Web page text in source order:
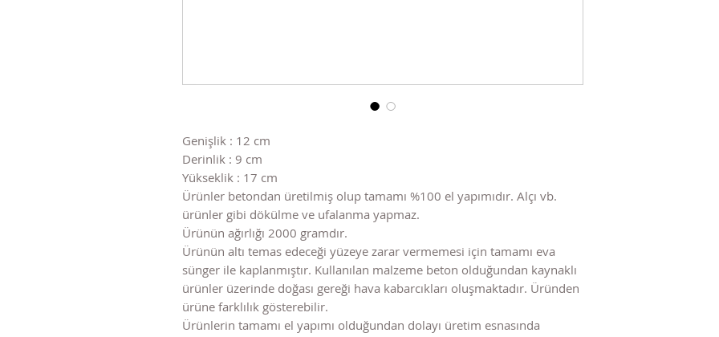
Genişlik : 12 cm
Derinlik : 9 cm
Yükseklik : 17 cm
Ürünler betondan üretilmiş olup tamamı %100 el yapımıdır. Alçı vb.
ürünler gibi dökülme ve ufalanma yapmaz.
Ürünün ağırlığı 2000 gramdır.
Ürünün altı temas edeceği yüzeye zarar vermemesi için tamamı eva
sünger ile kaplanmıştır. Kullanılan malzeme beton olduğundan kaynaklı
ürünler üzerinde doğası gereği hava kabarcıkları oluşmaktadır. Üründen
ürüne farklılık gösterebilir.
Ürünlerin tamamı el yapımı olduğundan dolayı üretim esnasında